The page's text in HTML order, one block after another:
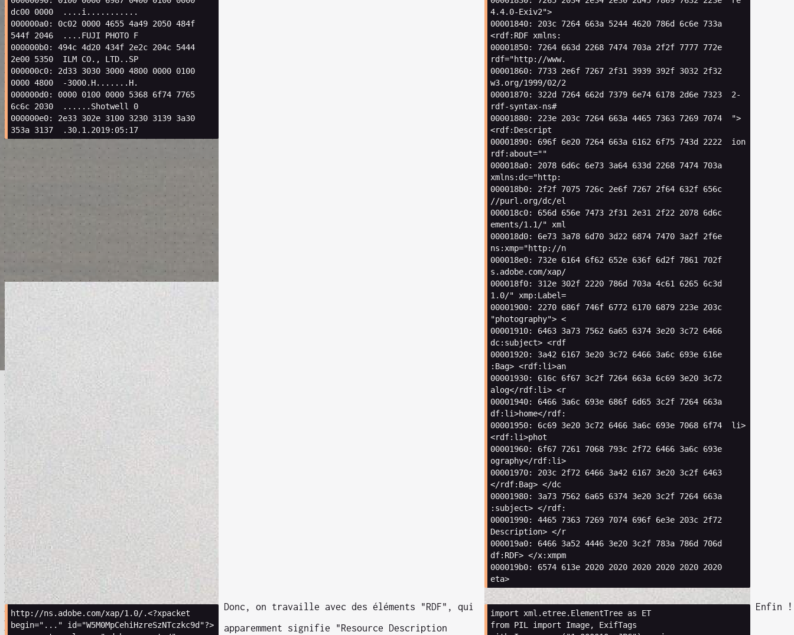
dc00 0000
....i...........
000000a0:
0c02 0000 4655 4a49 2050 484f
544f 2046 ....FUJI PHOTO F
000000b0:
494c 4d20 434f 2e2c 204c 5444
2e00 5350 ILM CO.,
LTD..SP
000000c0:
2d33 3030 3000 4800 0000 0100
0000 4800
-3000.H.......H.
000000d0:
0000 0100 0000 5368 6f74 7765
6c6c 2030 ......Shotwell
0
000000e0:
2e33 302e 3100 3230 3139 3a30
353a 3137 .30.1.2019:05:17
4.4.0-Exiv2">
00001840: 203c 7264 663a 5244 4620 786d 6c6e 733a
<rdf: RDF xmlns :
00001850: 7264 663d 2268 7474 703a 2f2f 7777 772e
rdf="http://www.
00001860: 7733 2e6f 7267 2f31 3939 392f 3032 2f32
w3. org/1999/02/2
00001870: 322d 7264 662d 7379 6e74 6178 2d6e 7323 2-
rdf-syntax-ns#
00001880: 223e 203c 7264 663a 4465 7363 7269 7074
">
<rdf:Descript
00001890: 696f 6e20 7264 663a 6162 6f75 743d 2222
ion
rdf: about=""
000018a0: 2078 6d6c 6e73 3a64 633d 2268 7474 703a
xmlns : dc="http:
000018b0: 2f2f 7075 726c 2e6f 7267 2f64 632f 656c
//purl . org/dc/el
000018c0: 656d 656e 7473 2f31 2e31 2f22 2078 6d6c
ements/1.1 /" xml
000018d0: 6e73 3a78 6d70 3d22 6874 7470 3a2f 2f6e
ns : xmp="http://n
000018e0: 732e 6164 6f62 652e 636f 6d2f 7861 702f
s . adobe. com/xap/
000018f0: 312e 302f 2220 786d 703a 4c61 6265 6c3d
1.0/" xmp:Label=
00001900: 2270 686f 746f 6772 6170 6879 223e 203c
"photography"> <
00001910: 6463 3a73 7562 6a65 6374 3e20 3c72
6466
dc: subject> <rdf
00001920: 3a42 6167 3e20 3c72 6466 3a6c 693e 616e
: Bag> <rdf: li>an
00001930: 616c 6f67 3c2f 7264 663a 6c69 3e20 3c72
alog</rdf: li> <r
00001940: 6466 3a6c 693e 686f 6d65 3c2f 7264 663a
df: li>home</rdf:
00001950: 6c69 3e20 3c72 6466 3a6c 693e 7068 6f74 li>
<rdf: li>phot
00001960: 6f67 7261 7068 793c 2f72 6466 3a6c 693e
ography</rdf: li>
00001970: 203c 2f72 6466 3a42 6167 3e20 3c2f 6463
</rdf: Bag> </dc
00001980: 3a73 7562 6a65 6374 3e20 3c2f 7264 663a
: subject> </rdf:
00001990: 4465 7363 7269 7074 696f 6e3e 203c 2f72
Description> </r
000019a0: 6466 3a52 4446 3e20 3c2f 783a 786d 706d
df: RDF> </x: xmpm
000019b0: 6574 613e 2020 2020 2020 2020 2020 2020
eta>
http://ns.adobe.com/xap/1.0/.<?xpacket
begin="..." id="W5M0MpCehiHzreSzNTczkc9d"?>
Donc, on travaille avec des éléments "RDF", qui
apparemment signifie "Resource Description
import xml.etree.ElementTree as
ET
from PIL import Image,
ExifTags
Enfin !